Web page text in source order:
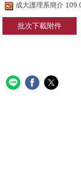
成大護理系簡介
批次下載附件